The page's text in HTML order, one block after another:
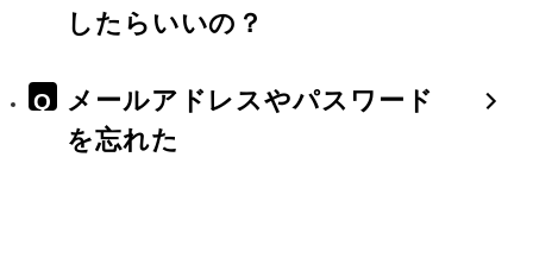
したらいいの？
Q
メールアドレスやパスワード
を忘れた